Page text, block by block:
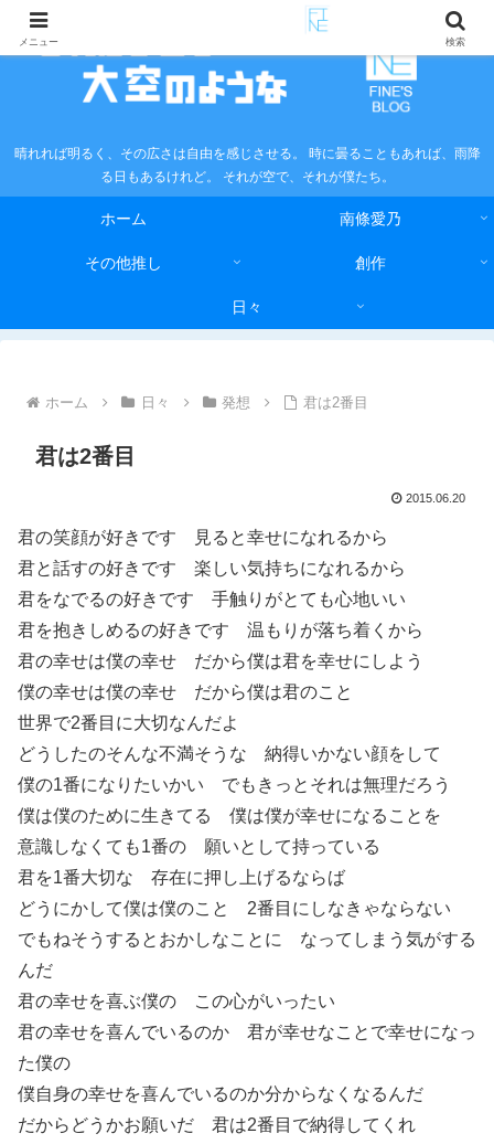
晴れれば明るく、その広さは自由を感じさせる。 時に曇ることもあれば、雨降
る日もあるけれど。 それが空で、それが僕たち。
ホーム 南條愛乃
その他推し 創作
日々
ホーム 日々 発想 君は2番目
君は2番目
2015.06.20
君の笑顔が好きです 見ると幸せになれるから
君と話すの好きです 楽しい気持ちになれるから
君をなでるの好きです 手触りがとても心地いい
君を抱きしめるの好きです 温もりが落ち着くから
君の幸せは僕の幸せ だから僕は君を幸せにしよう
僕の幸せは僕の幸せ だから僕は君のこと
世界で2番目に大切なんだよ
どうしたのそんな不満そうな 納得いかない顔をして
僕の1番になりたいかい でもきっとそれは無理だろう
僕は僕のために生きてる 僕は僕が幸せになることを
意識しなくても1番の 願いとして持っている
君を1番大切な 存在に押し上げるならば
どうにかして僕は僕のこと 2番目にしなきゃならない
でもねそうするとおかしなことに なってしまう気がする
んだ
君の幸せを喜ぶ僕の この心がいったい
君の幸せを喜んでいるのか 君が幸せなことで幸せになっ
た僕の
僕自身の幸せを喜んでいるのか分からなくなるんだ
だからどうかお願いだ 君は2番目で納得してくれ
メニュー 検索